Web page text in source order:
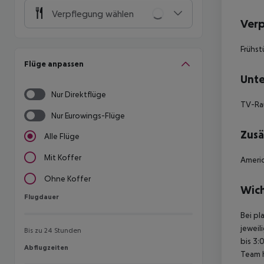
Verpflegung wählen
Flüge anpassen
Nur Direktflüge
Nur Eurowings-Flüge
Alle Flüge
Mit Koffer
Ohne Koffer
Flugdauer
Flugdauer
Bis zu 24 Stunden
Abflugzeiten
Abflugzeiten
TV-
Bei
bis
Team